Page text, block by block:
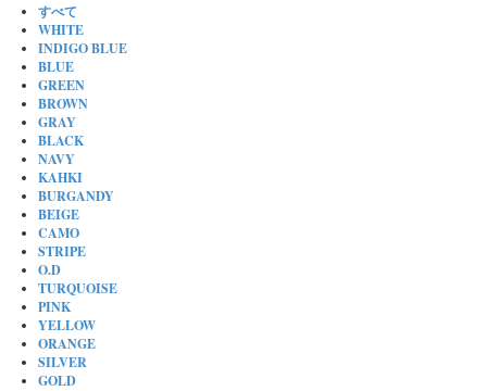
すべて
WHITE
INDIGO BLUE
BLUE
GREEN
BROWN
GRAY
BLACK
NAVY
KAHKI
BURGANDY
BEIGE
CAMO
STRIPE
O.D
TURQUOISE
PINK
YELLOW
ORANGE
SILVER
GOLD